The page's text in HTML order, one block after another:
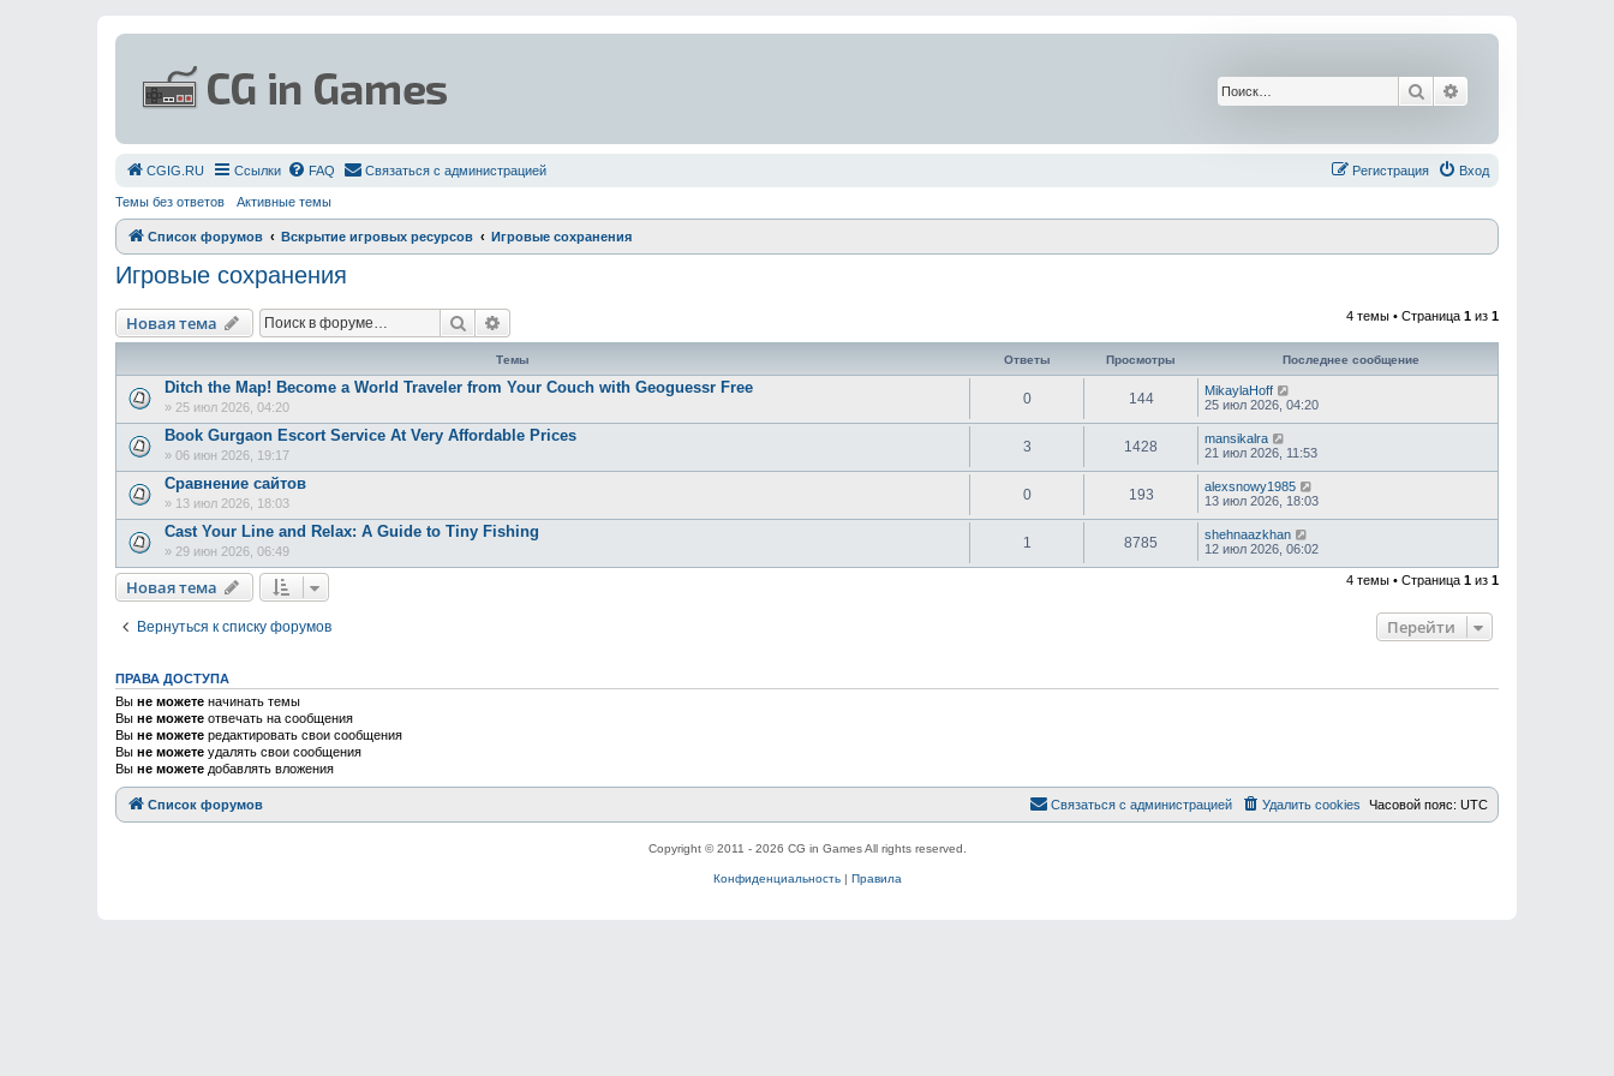
Поиск
СGIG.RU Ссылки FAQ Связаться с администрацией Вход
Регистрация
Темы без ответов Активные темы
Список форумов Вскрытие игровых ресурсов Игровые сохранения
Игровые сохранения
Новая тема Поиск 4 темы • Страница 1 из 1
Темы Ответы Просмотры Последнее сообщение
Ditch the Map! Become a World Traveler from Your Couch with Geoguessr Free
» 25 июл 2026, 04:20
0 144
MikaylaHoff
25 июл 2026, 04:20
Book Gurgaon Escort Service At Very Affordable Prices
» 06 июн 2026, 19:17
3 1428
mansikalra
21 июл 2026, 11:53
Сравнение сайтов
» 13 июл 2026, 18:03
0 193
alexsnowy1985
13 июл 2026, 18:03
Cast Your Line and Relax: A Guide to Tiny Fishing
» 29 июн 2026, 06:49
1 8785
shehnaazkhan
12 июл 2026, 06:02
Новая тема 4 темы • Страница 1 из 1
Вернуться к списку форумов Перейти
ПРАВА ДОСТУПА
Вы не можете начинать темы
Вы не можете отвечать на сообщения
Вы не можете редактировать свои сообщения
Вы не можете удалять свои сообщения
Вы не можете добавлять вложения
Список форумов Часовой пояс: UTC
Удалить cookies
Связаться с администрацией
Copyright © 2011 - 2026 CG in Games All rights reserved.
Конфиденциальность| Правила